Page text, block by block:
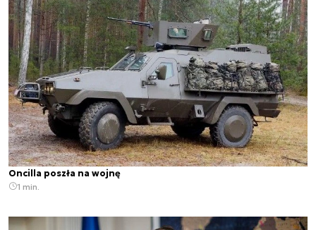
Oncilla poszła na wojnę
1 min.